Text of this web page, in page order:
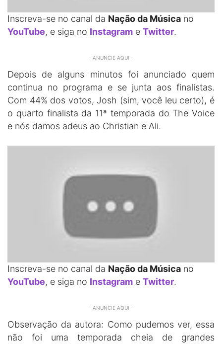
Inscreva-se no canal da Nação da Música no
YouTube, e siga no Instagram e Twitter.
- ANUNCIE AQUI -
Depois de alguns minutos foi anunciado quem
continua no programa e se junta aos finalistas.
Com 44% dos votos, Josh (sim, você leu certo), é
o quarto finalista da 11ª temporada do The Voice
e nós damos adeus ao Christian e Ali.
Inscreva-se no canal da Nação da Música no
YouTube, e siga no Instagram e Twitter.
- ANUNCIE AQUI -
Observação da autora: Como pudemos ver, essa
não foi uma temporada cheia de grandes